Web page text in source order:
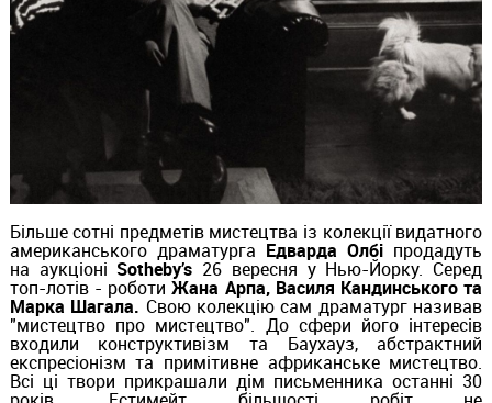
Більше сотні предметів мистецтва із колекції видатного
американського драматурга Едварда Олбі продадуть
на аукціоні Sotheby’s 26 вересня у Нью-Йорку. Серед
топ-лотів - роботиЖана Арпа, Василя Кандинського та
Марка Шагала. Свою колекцію сам драматург називав
"мистецтво про мистецтво". До сфери його інтересів
входили конструктивізм та Баухауз, абстрактний
експресіонізм та примітивне африканське мистецтво.
Всі ці твори прикрашали дім письменника останні 30